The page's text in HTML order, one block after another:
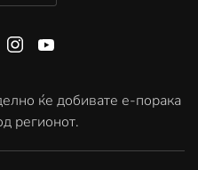
ќе добивате е-порака
регионот.